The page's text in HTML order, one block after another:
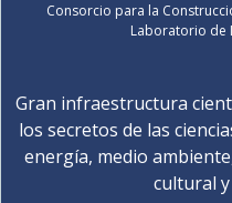
Consorcio para la
Laboratorio de
Gran infraestructura
los secretos de las
energía, medio
cultural